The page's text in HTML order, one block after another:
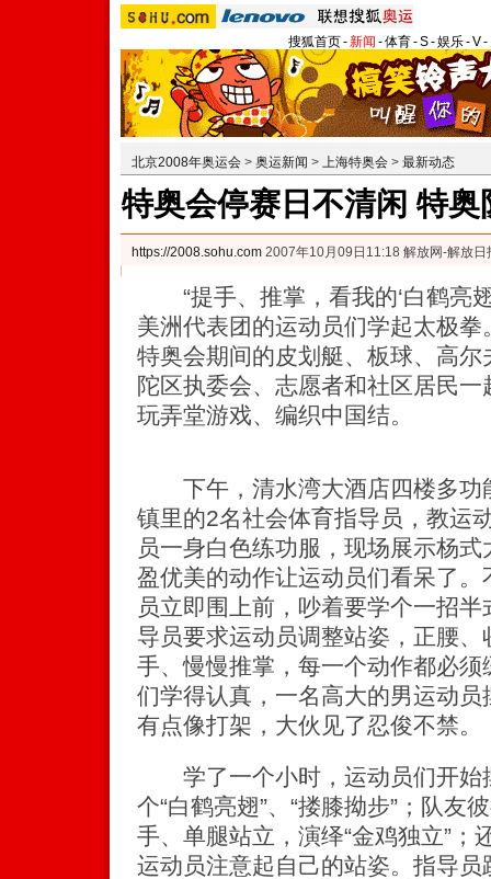
搜狐首页-新闻 -体育-S-娱乐-V-
北京2008年奥运会 > 奥运新闻 > 上海特奥会 > 最新动态
特奥会停赛日不清闲 特
https://2008.sohu.com 2007年10月09日11:18 解放网-解放日
“提手、推掌，看我的‘白鹤亮
美洲代表团的运动员们学起太极拳
特奥会期间的皮划艇、板球、高
陀区执委会、志愿者和社区居民
玩弄堂游戏、编织中国结。
下午，清水湾大酒店四楼多功
镇里的2名社会体育指导员，教运
员一身白色练功服，现场展示杨
盈优美的动作让运动员们看呆了
员立即围上前，吵着要学个一招
导员要求运动员调整站姿，正腰
手、慢慢推掌，每一个动作都必
们学得认真，一名高大的男运动员
有点像打架，大伙见了忍俊不禁。
学了一个小时，运动员们开始
个“白鹤亮翅”、“搂膝拗步”；队友
手、单腿站立，演绎“金鸡独立”；
运动员注意起自己的站姿。指导